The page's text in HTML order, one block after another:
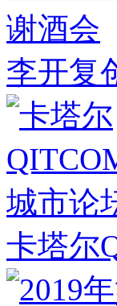
李开复
卡塔尔